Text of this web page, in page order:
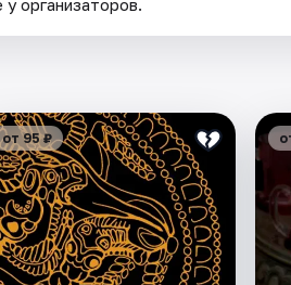
организаторов.
от 95 ₽